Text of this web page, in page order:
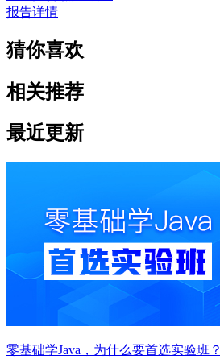
报告详情
猜你喜欢
相关推荐
最近更新
零基础学Java，为什么要首选实验班？